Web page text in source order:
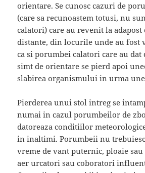
orientare. Se cunosc cazuri de
(care sa recunoastem totusi, nu
calatori) care au revenit la adapost
distante, din locurile unde au fost
ca si porumbei calatori care au
simt de orientare se pierd apoi
slabirea organismului in urma
Pierderea unui stol intreg se
numai in cazul porumbeilor de
datoreaza conditiilor
in inaltimi. Porumbeii nu
vreme de vant puternic, ploaie sau
aer urcatori sau coboratori